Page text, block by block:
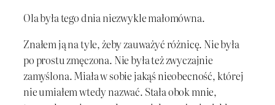
Ola była tego dnia niezwykle małomówna.
Znałem ją na tyle, żeby zauważyć różnicę. Nie była
po prostu zmęczona. Nie była też zwyczajnie
zamyślona. Miała w sobie jakąś nieobecność, której
nie umiałem wtedy nazwać. Stała obok mnie,